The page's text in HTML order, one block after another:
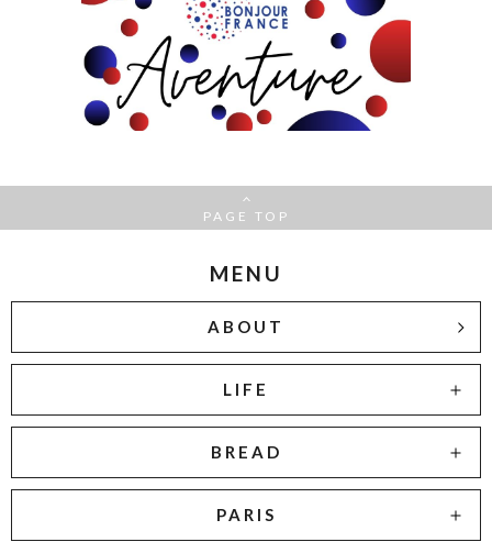
PAGE TOP
MENU
ABOUT
LIFE
BREAD
PARIS